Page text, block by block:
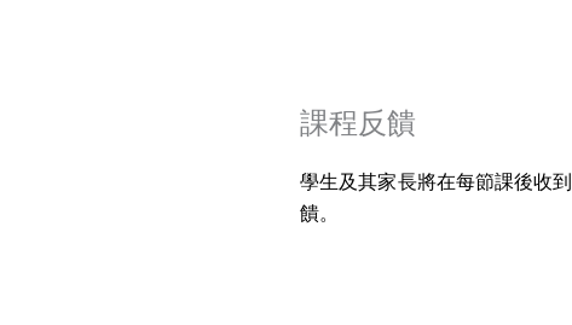
課程反饋
學生及其家長將在每節課後收
饋。